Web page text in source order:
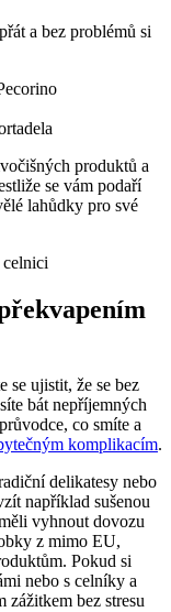
a bez problémů si
produktů a
se vám podaří
lahůdky pro své
se ujistit, že se bez
bát nepříjemných
co smíte a
komplikacím.
delikatesy nebo
například sušenou
vyhnout dovozu
z mimo EU,
Pokud si
nebo s celníky a
zážitkem bez stresu